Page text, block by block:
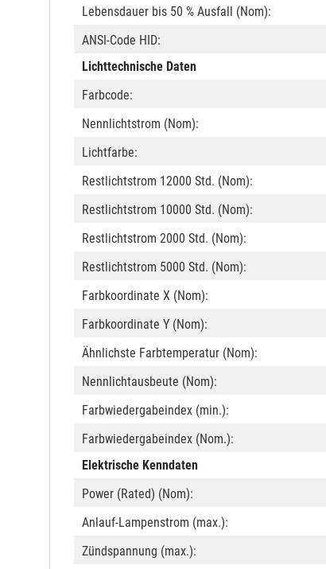
Lebensdauer bis 50 % Ausfall (Nom):
ANSI-Code HID:
Lichttechnische Daten
Farbcode:
Nennlichtstrom (Nom):
Lichtfarbe:
Restlichtstrom 12000 Std. (Nom):
Restlichtstrom 10000 Std. (Nom):
Restlichtstrom 2000 Std. (Nom):
Restlichtstrom 5000 Std. (Nom):
Farbkoordinate X (Nom):
Farbkoordinate Y (Nom):
Ähnlichste Farbtemperatur (Nom):
Nennlichtausbeute (Nom):
Farbwiedergabeindex (min.):
Farbwiedergabeindex (Nom.):
Elektrische Kenndaten
Power (Rated) (Nom):
Anlauf-Lampenstrom (max.):
Zündspannung (max.):